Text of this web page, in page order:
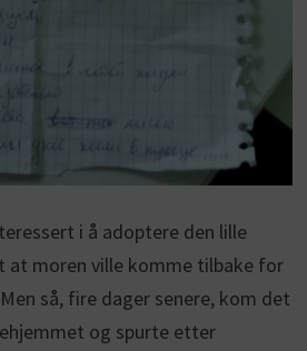
i å adoptere den lille
at moren ville komme tilbake for
så, fire dager senere, kom det
og spurte etter